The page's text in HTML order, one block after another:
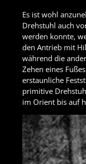
Es ist wohl
Drehstuhl auch
werden konnte,
den Antrieb mit
während die
Zehen eines
erstaunliche
primitive
im Orient bis auf